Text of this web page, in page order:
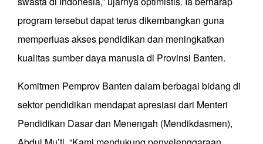
program tersebut dapat terus dikembangkan guna
memperluas akses pendidikan dan meningkatkan
kualitas sumber daya manusia di Provinsi Banten.
Komitmen Pemprov Banten dalam berbagai bidang di
sektor pendidikan mendapat apresiasi dari Menteri
Pendidikan Dasar dan Menengah (Mendikdasmen),